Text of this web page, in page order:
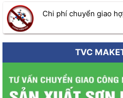
Chi phí chuyển giao
TVC